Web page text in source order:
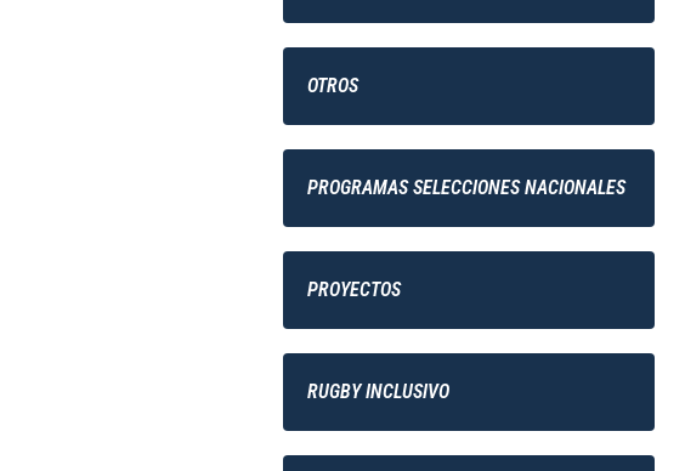
OTROS
PROGRAMAS SELECCIONES NACIONALES
PROYECTOS
RUGBY INCLUSIVO